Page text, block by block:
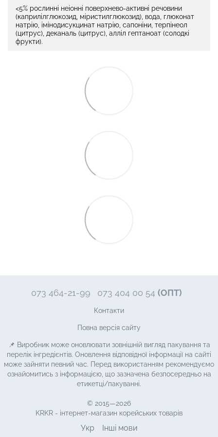
<5% рослинні неіонні поверхнево-активні речовини
(каприлілглюкозид, міристилглюкозид), вода, глюконат
натрію, імінодисукцинат натрію, сапоніни, терпінеол
(цитрус), деканаль (цитрус), алліл гептаноат (солодкі
фрукти).
073 464-21-99 073 404 00 54 (ОПТ)
Контакти
Повна версія сайту
📌 Виробник може оновлювати зовнішній вигляд пакування та
перелік інгредієнтів. Оновлення відповідної інформації на сайті
може зайняти певний час. Перед використанням рекомендуємо
ознайомитись з інформацією, що зазначена безпосередньо на
етикетці/пакуванні.
© 2015—2026
KRKR - інтернет-магазин корейських товарів
Укр Інші мови